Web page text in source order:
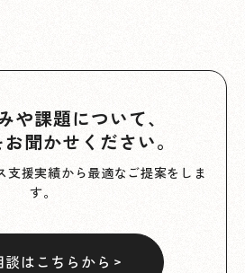
や課題について、
聞かせください。
支援実績から最適なご提案をしま
す。
談はこちらから